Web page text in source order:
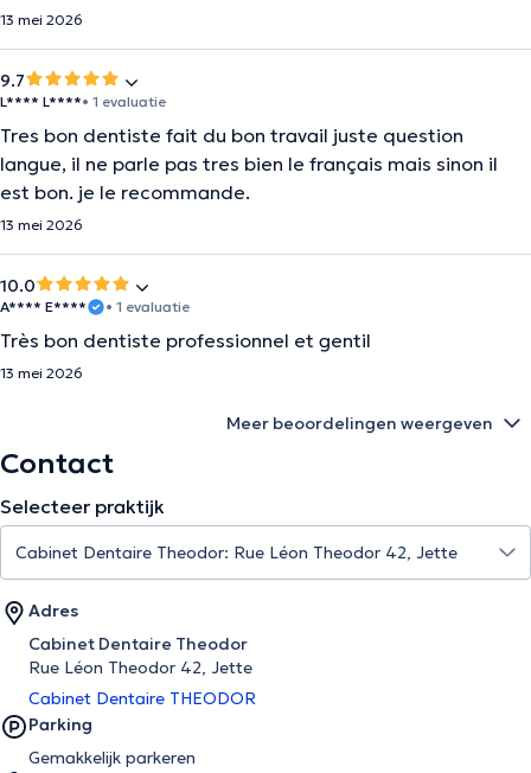
13 mei 2026
9.7
L**** L****• 1 evaluatie
Tres bon dentiste fait du bon travail juste question
langue, il ne parle pas tres bien le français mais sinon il
est bon. je le recommande.
13 mei 2026
10.0
A**** E**** • 1 evaluatie
Très bon dentiste professionnel et gentil
13 mei 2026
Meer beoordelingen weergeven
Contact
Selecteer praktijk
Adres
Cabinet Dentaire Theodor
Rue Léon Theodor 42, Jette
Cabinet Dentaire THEODOR
Parking
Gemakkelijk parkeren